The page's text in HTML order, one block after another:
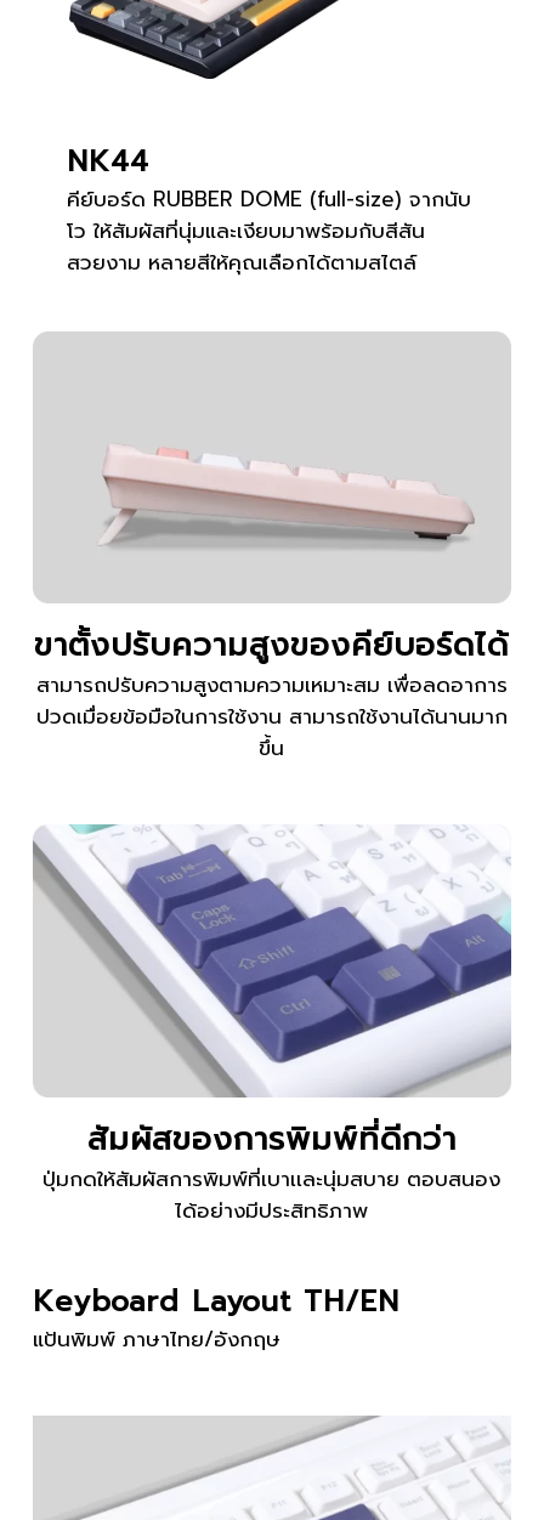
NK44
คีย์บอร์ด RUBBER DOME (full-size) จากนับ
โว ให้สัมผัสที่นุ่มและเงียบมาพร้อมกับสีสัน
สวยงาม หลายสีให้คุณเลือกได้ตามสไตล์
ขาตั้งปรับความสูงของคีย์บอร์ดได้
สามารถปรับความสูงตามความเหมาะสม เพื่อลดอาการ
ปวดเมื่อยข้อมือในการใช้งาน สามารถใช้งานได้นานมาก
ขึ้น
สัมผัสของการพิมพ์ที่ดีกว่า
ปุ่มกดให้สัมผัสการพิมพ์ที่เบาเเละนุ่มสบาย ตอบสนอง
ได้อย่างมีประสิทธิภาพ
Keyboard Layout TH/EN
แป้นพิมพ์ ภาษาไทย/อังกฤษ